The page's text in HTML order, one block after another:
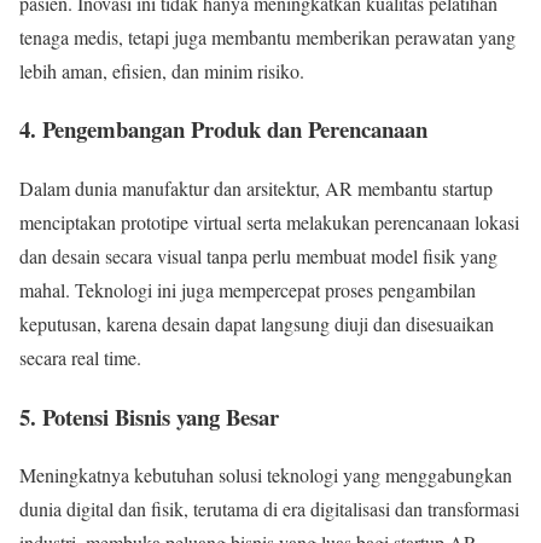
tenaga medis, tetapi juga membantu memberikan perawatan yang
lebih aman, efisien, dan minim risiko.
4. Pengembangan Produk dan Perencanaan
Dalam dunia manufaktur dan arsitektur, AR membantu startup
menciptakan prototipe virtual serta melakukan perencanaan lokasi
dan desain secara visual tanpa perlu membuat model fisik yang
mahal. Teknologi ini juga mempercepat proses pengambilan
keputusan, karena desain dapat langsung diuji dan disesuaikan
secara real time.
5. Potensi Bisnis yang Besar
Meningkatnya kebutuhan solusi teknologi yang menggabungkan
dunia digital dan fisik, terutama di era digitalisasi dan transformasi